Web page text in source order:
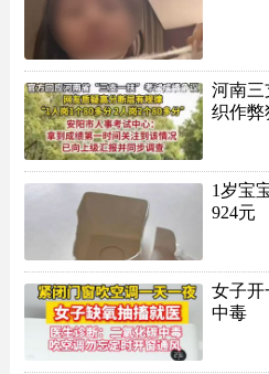
河南三
织作弊
1岁宝
924元
女子开
中毒